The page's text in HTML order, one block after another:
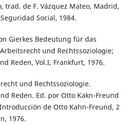
trad. de F. Vázquez Mateo, Madrid,
Social, 1984.
Gierkes Bedeutung für das
und Rechtssoziologie;
Reden, Vol.I, Frankfurt, 1976.
und Rechtssoziologie.
Reden. Ed. por Otto Kakn-Freund
de Otto Kahn-Freund, 2
1976.